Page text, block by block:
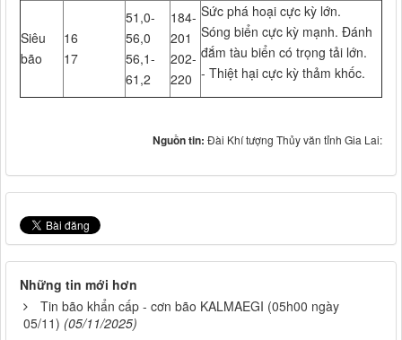
Siêu
bão
16
17
51,0-
56,0
56,1-
61,2
184-
201
202-
220
Sức phá hoại cực kỳ lớn.
Sóng biển cực kỳ mạnh. Đánh
đắm tàu biển có trọng tải lớn.
- Thiệt hại cực kỳ thảm khốc.
Nguồn tin: Đài Khí tượng Thủy văn tỉnh Gia Lai:
Những tin mới hơn
Tin bão khẩn cấp - cơn bão KALMAEGI (05h00 ngày
05/11) (05/11/2025)